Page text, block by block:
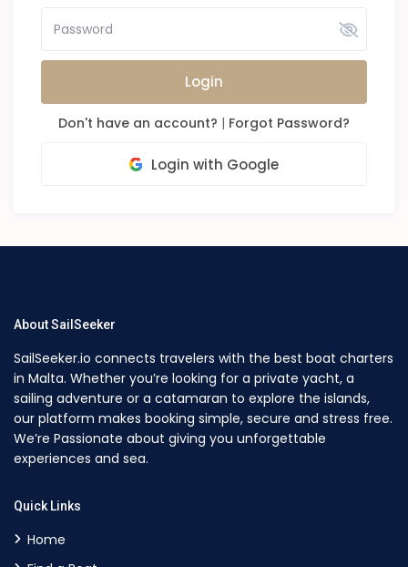
Login
Don't have an account? | Forgot Password?
Login with Google
About SailSeeker
SailSeeker.io connects travelers with the best boat charters
in Malta. Whether you’re looking for a private yacht, a
sailing adventure or a catamaran to explore the islands,
our platform makes booking simple, secure and stress free.
We’re Passionate about giving you unforgettable
experiences and sea.
Quick Links
Home